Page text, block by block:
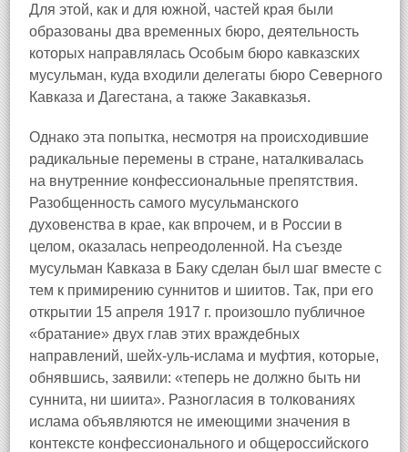
Для этой, как и для южной, частей края были
образованы два временных бюро, деятельность
которых направлялась Особым бюро кавказских
мусульман, куда входили делегаты бюро Северного
Кавказа и Дагестана, а также Закавказья.
Однако эта попытка, несмотря на происходившие
радикальные перемены в стране, наталкивалась
на внутренние конфессиональные препятствия.
Разобщенность самого мусульманского
духовенства в крае, как впрочем, и в России в
целом, оказалась непреодоленной. На съезде
мусульман Кавказа в Баку сделан был шаг вместе с
тем к примирению суннитов и шиитов. Так, при его
открытии 15 апреля 1917 г. произошло публичное
«братание» двух глав этих враждебных
направлений, шейх-уль-ислама и муфтия, которые,
обнявшись, заявили: «теперь не должно быть ни
суннита, ни шиита». Разногласия в толкованиях
ислама объявляются не имеющими значения в
контексте конфессионального и общероссийского